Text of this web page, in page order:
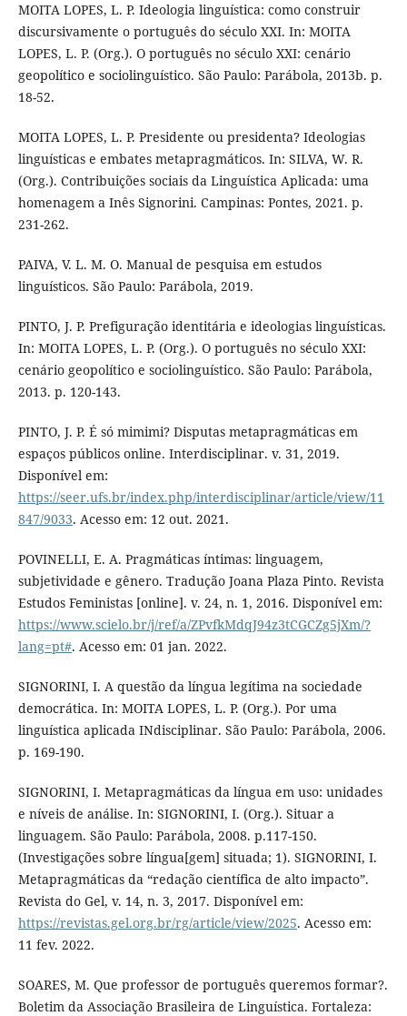
MOITA LOPES, L. P. Ideologia linguística: como construir
discursivamente o português do século XXI. In: MOITA
LOPES, L. P. (Org.). O português no século XXI: cenário
geopolítico e sociolinguístico. São Paulo: Parábola, 2013b. p.
18-52.
MOITA LOPES, L. P. Presidente ou presidenta? Ideologias
linguísticas e embates metapragmáticos. In: SILVA, W. R.
(Org.). Contribuições sociais da Linguística Aplicada: uma
homenagem a Inês Signorini. Campinas: Pontes, 2021. p.
231-262.
PAIVA, V. L. M. O. Manual de pesquisa em estudos
linguísticos. São Paulo: Parábola, 2019.
PINTO, J. P. Prefiguração identitária e ideologias linguísticas.
In: MOITA LOPES, L. P. (Org.). O português no século XXI:
cenário geopolítico e sociolinguístico. São Paulo: Parábola,
2013. p. 120-143.
PINTO, J. P. É só mimimi? Disputas metapragmáticas em
espaços públicos online. Interdisciplinar. v. 31, 2019.
Disponível em:
https://seer.ufs.br/index.php/interdisciplinar/article/view/11
847/9033. Acesso em: 12 out. 2021.
POVINELLI, E. A. Pragmáticas íntimas: linguagem,
subjetividade e gênero. Tradução Joana Plaza Pinto. Revista
Estudos Feministas [online]. v. 24, n. 1, 2016. Disponível em:
https://www.scielo.br/j/ref/a/ZPvfkMdqJ94z3tCGCZg5jXm/?
lang=pt#. Acesso em: 01 jan. 2022.
SIGNORINI, I. A questão da língua legítima na sociedade
democrática. In: MOITA LOPES, L. P. (Org.). Por uma
linguística aplicada INdisciplinar. São Paulo: Parábola, 2006.
p. 169-190.
SIGNORINI, I. Metapragmáticas da língua em uso: unidades
e níveis de análise. In: SIGNORINI, I. (Org.). Situar a
linguagem. São Paulo: Parábola, 2008. p.117-150.
(Investigações sobre língua[gem] situada; 1). SIGNORINI, I.
Metapragmáticas da “redação científica de alto impacto”.
Revista do Gel, v. 14, n. 3, 2017. Disponível em:
https://revistas.gel.org.br/rg/article/view/2025. Acesso em:
11 fev. 2022.
SOARES, M. Que professor de português queremos formar?.
Boletim da Associação Brasileira de Linguística. Fortaleza: